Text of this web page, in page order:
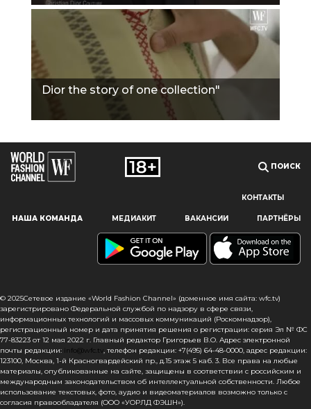
Наш сайт использует файлы cookie и похожие технологии,
пользователям, предоставляя персонализированную
информацию, запоминая предпочтения в области
сайта, вы подтверждаете свое согласие на использование
файлов cookie в соответствии с настоящим уведомлением
в отношении данного типа файлов. Если вы не согласны
с тем, чтобы мы использовали данный тип файлов,
то вы должны соответствующим образом установить
настройки вашего браузера или не использовать сайт wfc.tv
Dior the story of one collection"
ПОИСК
КОНТАКТЫ
НАША КОМАНДА МЕДИАКИТ ВАКАНСИИ ПАРТНЁРЫ
© 2025Сетевое издание «World Fashion Channel» (доменное имя сайта: wfc.tv)
зарегистрировано Федеральной службой по надзору в сфере связи,
информационных технологий и массовых коммуникаций (Роскомнадзор),
регистрационный номер и дата принятия решения о регистрации: серия Эл № ФС
77-83223 от 12 мая 2022 г. Главный редактор Григорьев В.О. Адрес электронной
почты редакции: info@wfc.tv, телефон редакции: +7(495) 64-48-0000, адрес редакции:
123100, Москва, 1-й Красногвардейский пр., д.15 этаж 5 каб. 3. Все права на любые
материалы, опубликованные на сайте, защищены в соответствии с российским и
международным законодательством об интеллектуальной собственности. Любое
использование текстовых, фото, аудио и видеоматериалов возможно только с
согласия правообладателя (ООО «УОРЛД ФЭШН»).